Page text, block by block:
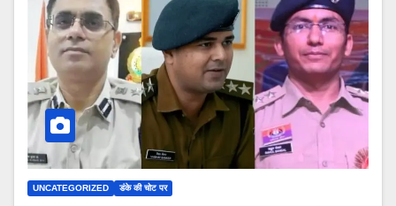
UNCATEGORIZED डंके की चोट पर